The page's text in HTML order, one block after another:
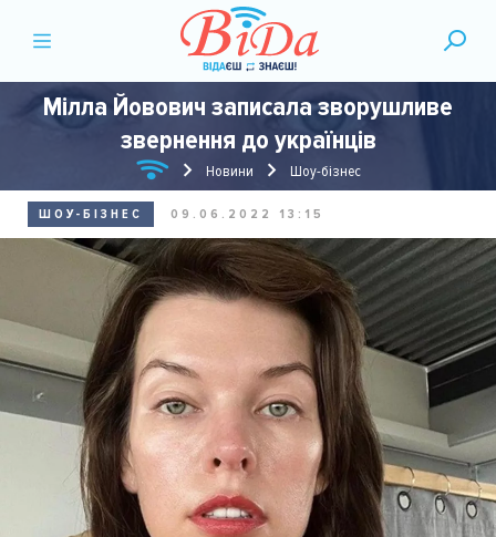
Мілла Йовович записала зворушливе
звернення до українців
Новини Шоу-бізнес
ШОУ-БІЗНЕС 09.06.2022 13:15